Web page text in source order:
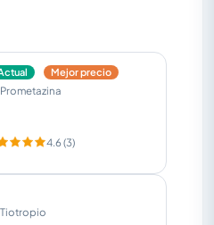
Mejor precio
4.6 (3)